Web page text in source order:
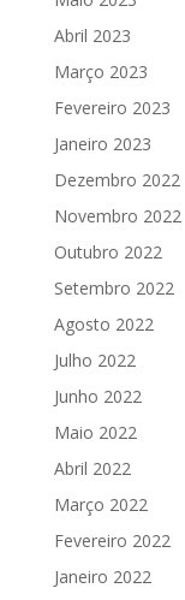
Abril 2023
Março 2023
Fevereiro 2023
Janeiro 2023
Dezembro 2022
Novembro 2022
Outubro 2022
Setembro 2022
Agosto 2022
Julho 2022
Junho 2022
Maio 2022
Abril 2022
Março 2022
Fevereiro 2022
Janeiro 2022